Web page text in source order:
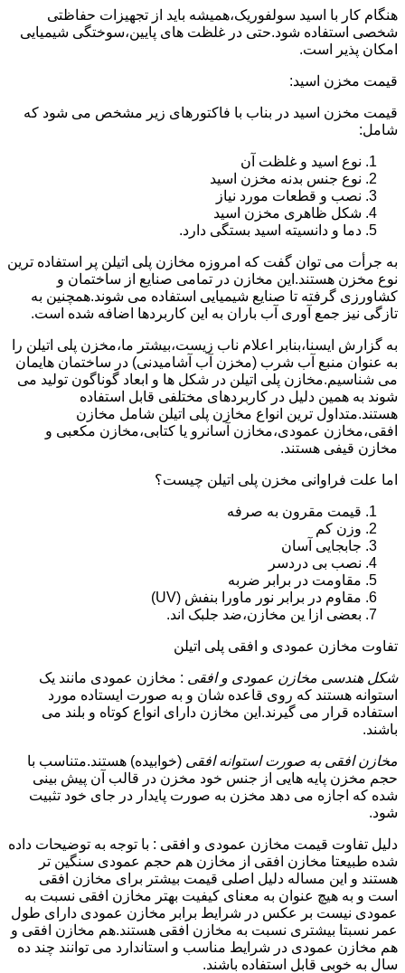
هنگام کار با اسید سولفوریک،همیشه باید از تجهیزات حفاظتی
شخصی استفاده شود.حتی در غلظت های پایین،سوختگی شیمیایی
امکان پذیر است.
قیمت مخزن اسید:
قیمت مخزن اسید در بناب با فاکتورهای زیر مشخص می شود که
شامل:
نوع اسید و غلظت آن
نوع جنس بدنه مخزن اسید
نصب و قطعات مورد نیاز
شکل ظاهری مخزن اسید
دما و دانسیته اسید بستگی دارد.
به جرأت می توان گفت که امروزه مخازن پلی اتیلن پر استفاده ترین
نوع مخزن هستند.این مخازن در تمامی صنایع از ساختمان و
کشاورزی گرفته تا صنایع شیمیایی استفاده می شوند.همچنین به
تازگی نیز جمع آوری آب باران به این کاربردها اضافه شده است.
به گزارش ایسنا،بنابر اعلام ناب زیست،بیشتر ما،مخزن پلی اتیلن را
به عنوان منبع آب شرب (مخزن آب آشامیدنی) در ساختمان هایمان
می شناسیم.مخازن پلی اتیلن در شکل ها و ابعاد گوناگون تولید می
شوند به همین دلیل در کاربردهای مختلفی قابل استفاده
هستند.متداول ترین انواع مخازن پلی اتیلن شامل مخازن
افقی،مخازن عمودی،مخازن آسانرو یا کتابی،مخازن مکعبی و
مخازن قیفی هستند.
اما علت فراوانی مخزن پلی اتیلن چیست؟
قیمت مقرون به صرفه
وزن کم
جابجایی آسان
نصب بی دردسر
مقاومت در برابر ضربه
مقاوم در برابر نور ماورا بنفش (UV)
بعضی ازا ین مخازن،ضد جلبک اند.
تفاوت مخازن عمودی و افقی پلی اتیلن
شکل هندسی مخازن عمودی و افقی : مخازن عمودی مانند یک
استوانه هستند که روی قاعده شان و به صورت ایستاده مورد
استفاده قرار می گیرند.این مخازن دارای انواع کوتاه و بلند می
باشند.
مخازن افقی به صورت استوانه افقی (خوابیده) هستند.متناسب با
حجم مخزن پایه هایی از جنس خود مخزن در قالب آن پیش بینی
شده که اجازه می دهد مخزن به صورت پایدار در جای خود تثبیت
شود.
دلیل تفاوت قیمت مخازن عمودی و افقی : با توجه به توضیحات داده
شده طبیعتا مخازن افقی از مخازن هم حجم عمودی سنگین تر
هستند و این مساله دلیل اصلی قیمت بیشتر برای مخازن افقی
است و به هیچ عنوان به معنای کیفیت بهتر مخازن افقی نسبت به
عمودی نیست بر عکس در شرایط برابر مخازن عمودی دارای طول
عمر نسبتا بیشتری نسبت به مخازن افقی هستند.هم مخازن افقی و
هم مخازن عمودی در شرایط مناسب و استاندارد می توانند چند ده
سال به خوبی قابل استفاده باشند.